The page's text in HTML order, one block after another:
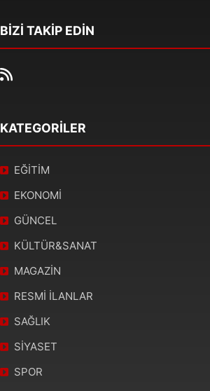
BİZİ TAKİP EDİN
KATEGORİLER
EĞİTİM
EKONOMİ
GÜNCEL
KÜLTÜR&SANAT
MAGAZİN
RESMİ İLANLAR
SAĞLIK
SİYASET
SPOR